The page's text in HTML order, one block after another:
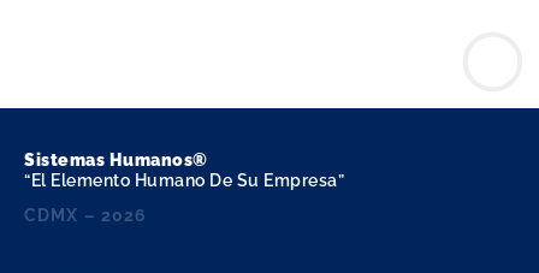
Sistemas Humanos®
“El Elemento Humano De Su Empresa”
CDMX – 2026